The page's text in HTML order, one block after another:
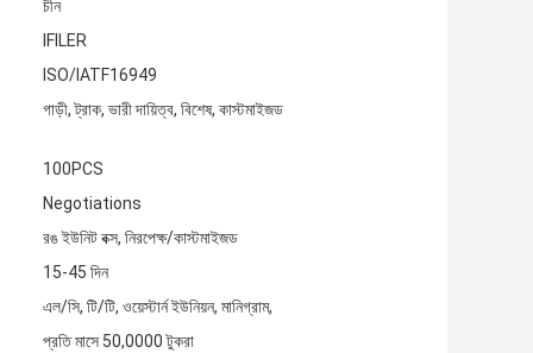
চীন
IFILER
ISO/IATF16949
গাড়ী, ট্রাক, ভারী দায়িত্ব, বিশেষ, কাস্টমাইজড
100PCS
Negotiations
রঙ ইউনিট বক্স, নিরপেক্ষ/কাস্টমাইজড
15-45 দিন
এল/সি, টি/টি, ওয়েস্টার্ন ইউনিয়ন, মানিগ্রাম,
প্রতি মাসে 50,0000 টুকরা